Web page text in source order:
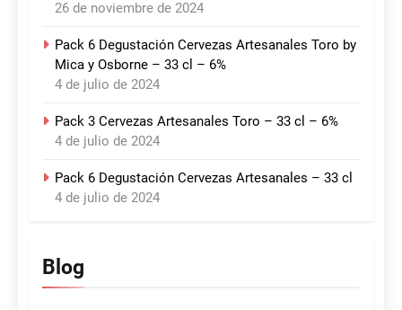
26 de noviembre de 2024
Pack 6 Degustación Cervezas Artesanales Toro by
Mica y Osborne – 33 cl – 6%
4 de julio de 2024
Pack 3 Cervezas Artesanales Toro – 33 cl – 6%
4 de julio de 2024
Pack 6 Degustación Cervezas Artesanales – 33 cl
4 de julio de 2024
Blog